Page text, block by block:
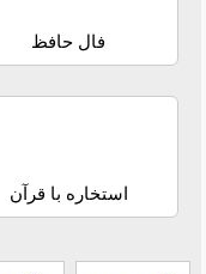
فال حافظ
استخاره با قرآن